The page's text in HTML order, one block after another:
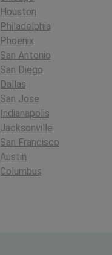
Houston
Philadelphia
Phoenix
San Antonio
San Diego
Dallas
San Jose
Indianapolis
Jacksonville
San Francisco
Austin
Columbus